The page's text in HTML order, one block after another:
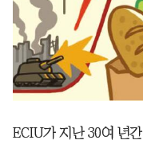
ECIU가 지난 30여 년